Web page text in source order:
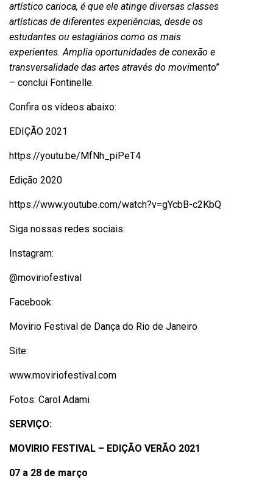
artístico carioca, é que ele atinge diversas classes
artísticas de diferentes experiências, desde os
estudantes ou estagiários como os mais
experientes. Amplia oportunidades de conexão e
transversalidade das artes através do movimento”
– conclui Fontinelle.
Confira os vídeos abaixo:
EDIÇÃO 2021
https://youtu.be/MfNh_piPeT4
Edição 2020
https://www.youtube.com/watch?v=gYcbB-c2KbQ
Siga nossas redes sociais:
Instagram:
@moviriofestival
Facebook:
Movirio Festival de Dança do Rio de Janeiro
Site:
www.moviriofestival.com
Fotos: Carol Adami
SERVIÇO:
MOVIRIO FESTIVAL – EDIÇÃO VERÃO 2021
07 a 28 de março